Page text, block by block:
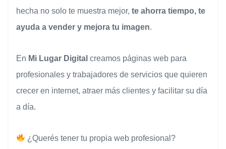
hecha no solo te muestra mejor, te ahorra tiempo, te
ayuda a vender y mejora tu imagen.
En Mi Lugar Digital creamos páginas web para
profesionales y trabajadores de servicios que quieren
crecer en internet, atraer más clientes y facilitar su día
a día.
¿Querés tener tu propia web profesional?